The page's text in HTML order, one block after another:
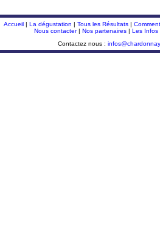
Accueil| La dégustation | Tous les Résultats|
Nous contacter| Nos partenaires| Les Infos
Contactez nous :